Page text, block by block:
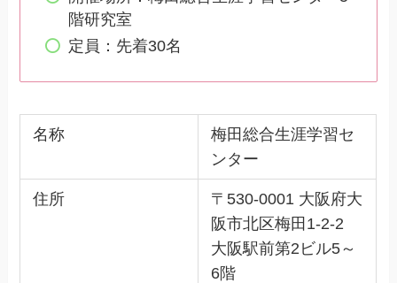
階研究室
定員：先着30名
名称
梅田総合生涯学習セ
ンター
住所
〒530-0001 大阪府大
阪市北区梅田1-2-2
大阪駅前第2ビル5～
6階